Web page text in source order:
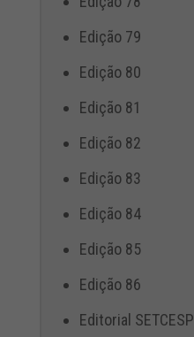
Edição 79
Edição 80
Edição 81
Edição 82
Edição 83
Edição 84
Edição 85
Edição 86
Editorial SETCESP